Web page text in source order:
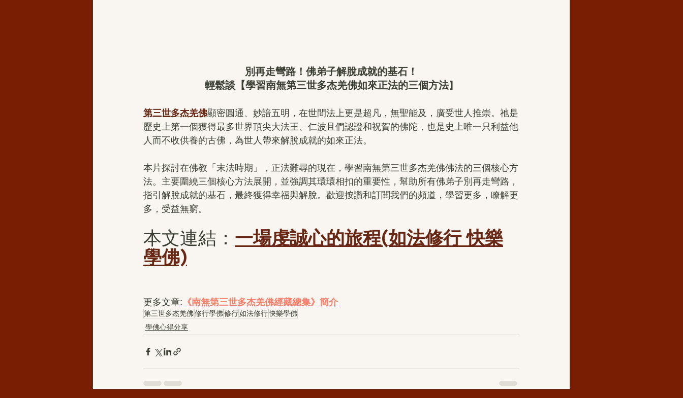
別再走彎路！佛弟子解脫成就的基石！
輕鬆談【學習南無第三世多杰羌佛如來正法的三個方法】
第三世多杰羌佛顯密圓通、妙諳五明，在世間法上更是超凡，無聖能及，廣受世人推崇。祂是
歷史上第一個獲得最多世界頂尖大法王、仁波且們認證和祝賀的佛陀，也是史上唯一只利益他
人而不收供養的古佛，為世人帶來解脫成就的如來正法。
本片探討在佛教「末法時期」，正法難尋的現在，學習南無第三世多杰羌佛佛法的三個核心方
法。主要圍繞三個核心方法展開，並強調其環環相扣的重要性，幫助所有佛弟子別再走彎路，
指引解脫成就的基石，最終獲得幸福與解脫。歡迎按讚和訂閱我們的頻道，學習更多，瞭解更
多，受益無窮。
本文連結： 一場虔誠心的旅程(如法修行 快樂
學佛)
更多文章: 《南無第三世多杰羌佛經藏總集》簡介
第三世多杰羌佛修行學佛修行如法修行快樂學佛
學佛心得分享